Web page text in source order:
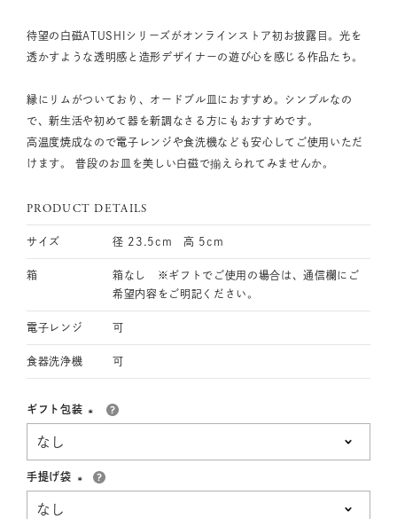
待望の白磁ATUSHIシリーズがオンラインストア初お披露目。光を
透かすような透明感と造形デザイナーの遊び心を感じる作品たち。
縁にリムがついており、オードブル皿におすすめ。シンプルなの
で、新生活や初めて器を新調なさる方にもおすすめです。
高温度焼成なので電子レンジや食洗機なども安心してご使用いただ
けます。 普段のお皿を美しい白磁で揃えられてみませんか。
PRODUCT DETAILS
サイズ 径 23.5cm 高 5cm
箱
箱なし ※ギフトでご使用の場合は、通信欄にご
希望内容をご明記ください。
電子レンジ 可
食器洗浄機 可
ギフト包装
手提げ袋